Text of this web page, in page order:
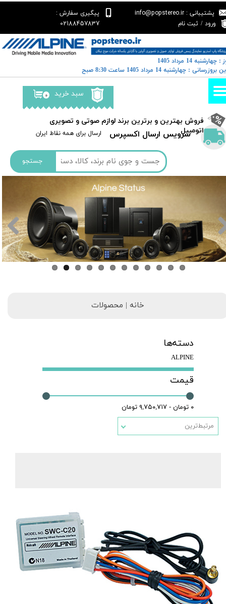
جستجو
سرویس ارسال اکسپرس ​​ارسال برای همه نقاط ایران
پشتیبانی : info@popstereo.ir
پیگیری سفارش :
02188457837
ورود / ثبت نام
حساب کاربری من
تغییر گذر واژه
سفارشات
خروج از حساب کاربری
۰ سبد خرید
​فروش بهترین و برترین برند لوازم صوتی و تصویری
اتومبیل​​​​​​​
14 مرداد 1405
: چهارشنبه 14 مرداد 1405 ساعت 8:30 صبح
خانه | محصولات
دسته‌ها
ALPINE
قیمت
۰ تومان - ۹,۷۵۰,۷۱۷ تومان
مرتبط‌ترین